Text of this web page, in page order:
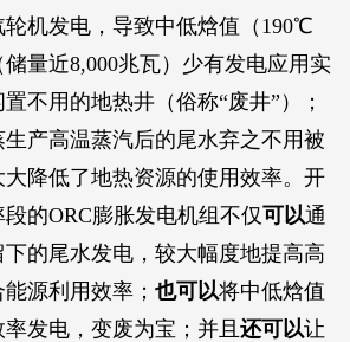
机发电，导致中低焓值（190℃
量近8,000兆瓦）少有发电应用实
不用的地热井（俗称“废井”）；
产高温蒸汽后的尾水弃之不用被
降低了地热资源的使用效率。开
的ORC膨胀发电机组不仅可以通
的尾水发电，较大幅度地提高高
源利用效率；也可以将中低焓值
发电，变废为宝；并且还可以让